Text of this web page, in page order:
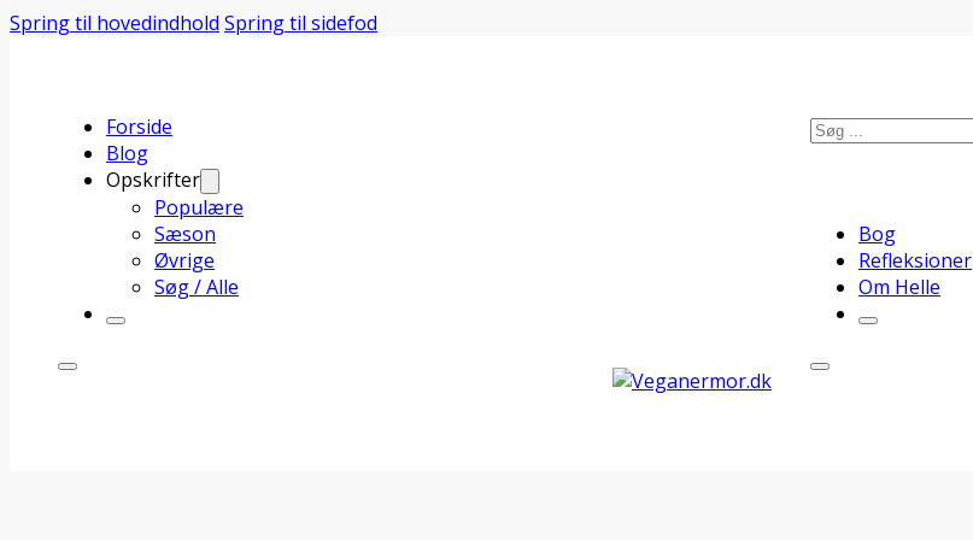
Spring til hovedindhold Spring til sidefod
Forside
Blog
Opskrifter
Populære
Sæson
Øvrige
Søg / Alle
Søg
Bog
Refleksioner
Om Helle